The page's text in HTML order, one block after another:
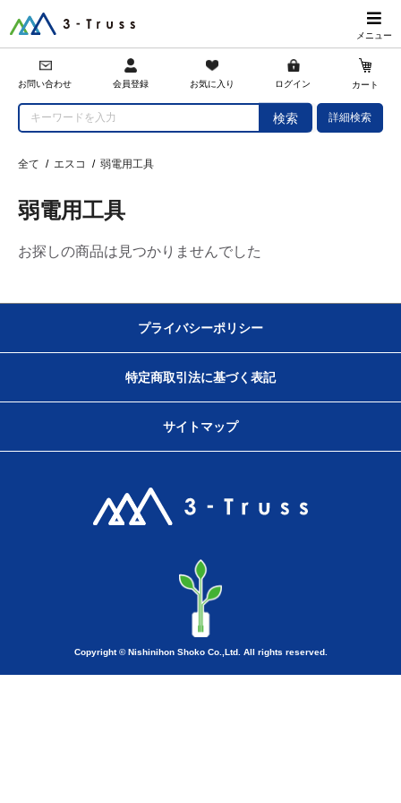
メニュー
お問い合わせ 会員登録 お気に入り ログイン カート
検索 詳細検索
全て / エスコ / 弱電用工具
弱電用工具
お探しの商品は見つかりませんでした
プライバシーポリシー
特定商取引法に基づく表記
サイトマップ
Copyright © Nishinihon Shoko Co.,Ltd. All rights reserved.